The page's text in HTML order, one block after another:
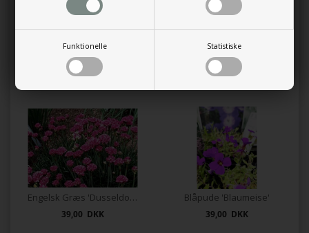
Funktionelle Statistiske
nøjsom plante, der klarer sig fint i almindelig havejord. Den
Kunder købte også
Engelsk Græs 'Dusseldorfer stolz'
39,00 DKK
Blåpude 'Blaumeise'
39,00 DKK